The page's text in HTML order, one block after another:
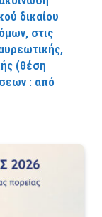
δικαίου
στις
(θέση
: από